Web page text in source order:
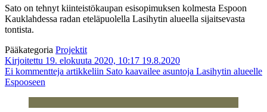
Sato on tehnyt kiinteistökaupan esisopimuksen kolmesta Espoon
Kauklahdessa radan eteläpuolella Lasihytin alueella sijaitsevasta
tontista.
Pääkategoria Projektit
Kirjoitettu 19. elokuuta 2020, 10:17 19.8.2020
Ei kommentteja artikkeliin Sato kaavailee asuntoja Lasihytin alueelle
Espooseen